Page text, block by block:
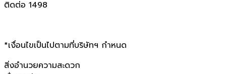
ติดต่อ 1498
*เงื่อนไขเป็นไปตามที่บริษัทฯ กำหนด
สิ่งอำนวยความสะดวก